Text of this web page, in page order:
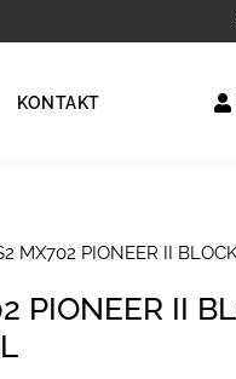
KONTAKT
MX702 PIONEER II
PIONEER II